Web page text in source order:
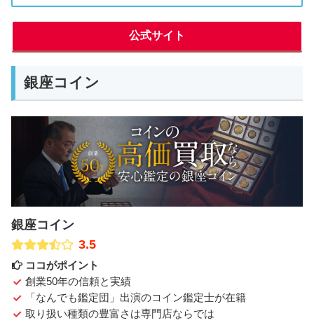
公式サイト
銀座コイン
銀座コイン
3.5
ココがポイント
創業50年の信頼と実績
「なんでも鑑定団」出演のコイン鑑定士が在籍
取り扱い種類の豊富さは専門店ならでは